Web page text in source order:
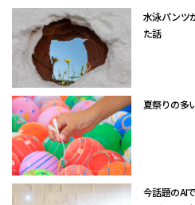
水泳パンツ
た話
夏祭りの多
今話題のAI